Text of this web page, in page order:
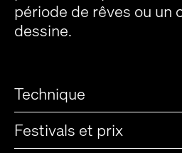
période de rêves ou un
dessine.
Technique
Festivals et prix